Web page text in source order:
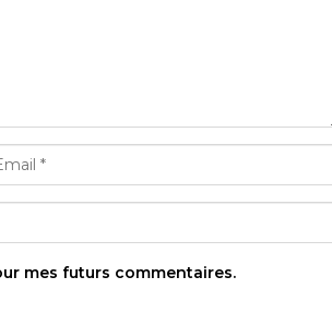
mes futurs commentaires.